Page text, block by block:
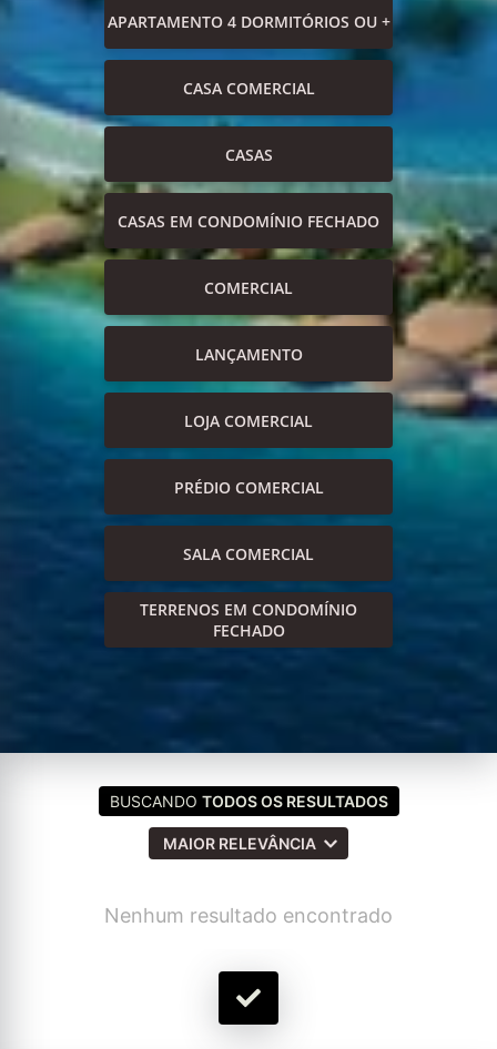
APARTAMENTO 4 DORMITÓRIOS OU +
CASA COMERCIAL
CASAS
CASAS EM CONDOMÍNIO FECHADO
COMERCIAL
LANÇAMENTO
LOJA COMERCIAL
PRÉDIO COMERCIAL
SALA COMERCIAL
TERRENOS EM CONDOMÍNIO
FECHADO
BUSCANDO TODOS OS RESULTADOS
MAIOR RELEVÂNCIA
Nenhum resultado encontrado